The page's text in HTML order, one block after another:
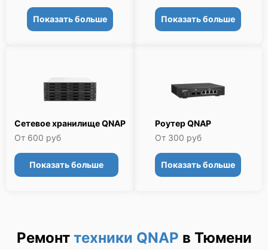
Показать больше Показать больше
Сетевое хранилище QNAP
От 600 руб
Показать больше
Роутер QNAP
От 300 руб
Показать больше
Ремонт техники QNAP в Тюмени